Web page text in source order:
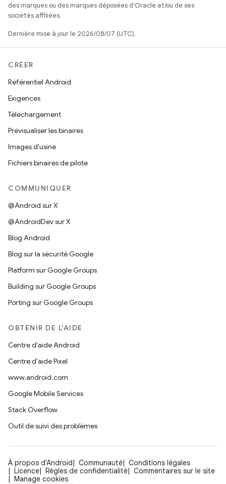
des marques ou des marques déposées d'Oracle et/ou de ses
sociétés affiliées.
Dernière mise à jour le 2026/08/07 (UTC).
CRÉER
Référentiel Android
Exigences
Téléchargement
Prévisualiser les binaires
Images d'usine
Fichiers binaires de pilote
COMMUNIQUER
@Android sur X
@AndroidDev sur X
Blog Android
Blog sur la sécurité Google
Platform sur Google Groups
Building sur Google Groups
Porting sur Google Groups
OBTENIR DE L'AIDE
Centre d'aide Android
Centre d'aide Pixel
www.android.com
Google Mobile Services
Stack Overflow
Outil de suivi des problèmes
À propos d'Android Communauté
Conditions légales
Licence
Règles de confidentialité
Commentaires sur le site
Manage cookies